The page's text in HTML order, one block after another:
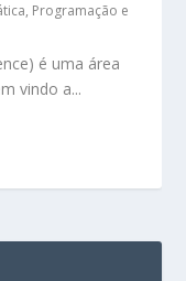
Programação e
é uma área
vindo a...